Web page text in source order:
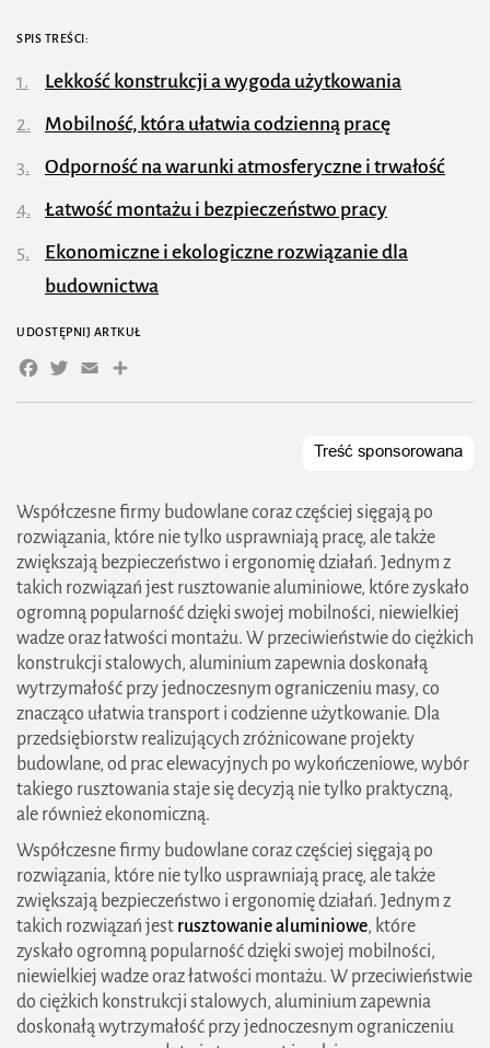
Współczesne firmy budowlane coraz częściej sięgają po
rozwiązania, które nie tylko usprawniają pracę, ale także
zwiększają bezpieczeństwo i ergonomię działań. Jednym z
takich rozwiązań jest rusztowanie aluminiowe, które zyskało
ogromną popularność dzięki swojej mobilności, niewielkiej
wadze oraz łatwości montażu. W przeciwieństwie do ciężkich
konstrukcji stalowych, aluminium zapewnia doskonałą
wytrzymałość przy jednoczesnym ograniczeniu masy, co
znacząco ułatwia transport i codzienne użytkowanie. Dla
przedsiębiorstw realizujących zróżnicowane projekty
budowlane, od prac elewacyjnych po wykończeniowe, wybór
takiego rusztowania staje się decyzją nie tylko praktyczną,
ale również ekonomiczną.
Współczesne firmy budowlane coraz częściej sięgają po
rozwiązania, które nie tylko usprawniają pracę, ale także
zwiększają bezpieczeństwo i ergonomię działań. Jednym z
takich rozwiązań jest rusztowanie aluminiowe, które
zyskało ogromną popularność dzięki swojej mobilności,
niewielkiej wadze oraz łatwości montażu. W przeciwieństwie
do ciężkich konstrukcji stalowych, aluminium zapewnia
doskonałą wytrzymałość przy jednoczesnym ograniczeniu
SPIS TREŚCI:
Lekkość konstrukcji a wygoda użytkowania
Mobilność, która ułatwia codzienną pracę
Odporność na warunki atmosferyczne i trwałość
Łatwość montażu i bezpieczeństwo pracy
Ekonomiczne i ekologiczne rozwiązanie dla
budownictwa
UDOSTĘPNIJ ARTKUŁ
Facebook
Twitter
EmailShare